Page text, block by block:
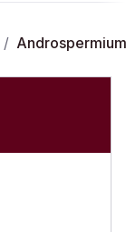
/ Androspermium